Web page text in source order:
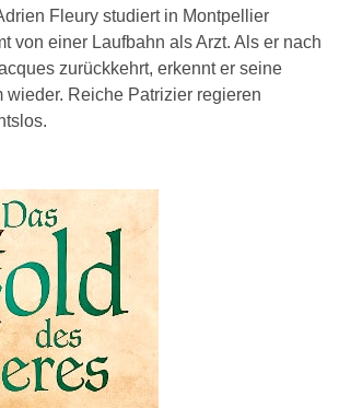
Fleury studiert in Montpellier
von einer Laufbahn als Arzt. Als er nach
zurückkehrt, erkennt er seine
wieder. Reiche Patrizier regieren